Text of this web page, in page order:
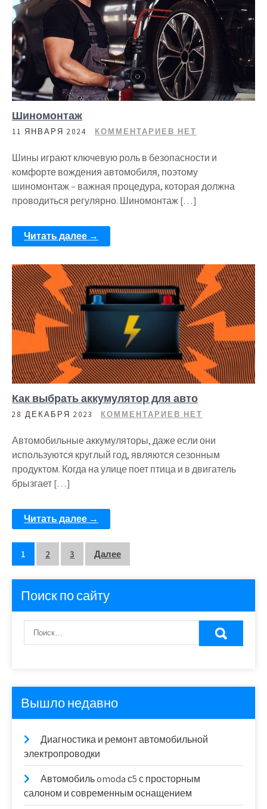
Шиномонтаж
11 ЯНВАРЯ 2024 КОММЕНТАРИЕВ НЕТ
Шины играют ключевую роль в безопасности и
комфорте вождения автомобиля, поэтому
шиномонтаж – важная процедура, которая должна
проводиться регулярно. Шиномонтаж […]
Читать далее →
Как выбрать аккумулятор для авто
28 ДЕКАБРЯ 2023 КОММЕНТАРИЕВ НЕТ
Автомобильные аккумуляторы, даже если они
используются круглый год, являются сезонным
продуктом. Когда на улице поет птица и в двигатель
брызгает […]
Читать далее →
Пагинация
записей
1 2 3 Далее
Поиск по сайту
Вышло недавно
Диагностика и ремонт автомобильной
электропроводки
Автомобиль omoda с5 с просторным
салоном и современным оснащением